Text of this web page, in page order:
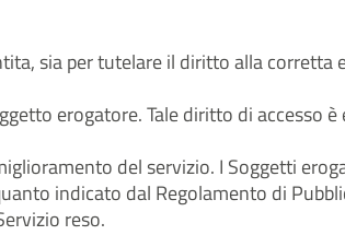
sia per tutelare il diritto alla corretta
erogatore. Tale diritto di accesso è
del servizio. I Soggetti
indicato dal Regolamento di
reso.